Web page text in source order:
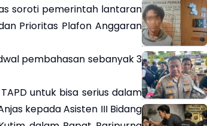
soroti pemerintah lantaran
Prioritas Plafon Anggaran
pembahasan sebanyak 3
untuk bisa serius dalam
kepada Asisten III Bidang